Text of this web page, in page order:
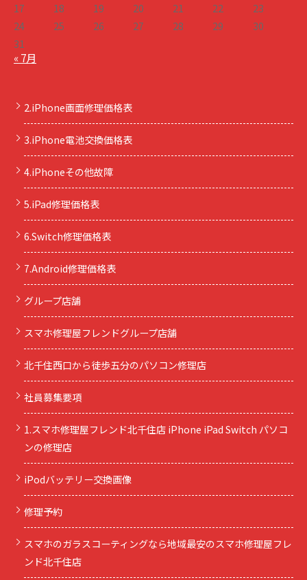
17
18 19 20 21 22
23
24
25 26 27 28 29
30
31
« 7月
2.iPhone画面修理価格表
3.iPhone電池交換価格表
4.iPhoneその他故障
5.iPad修理価格表
6.Switch修理価格表
7.Android修理価格表
グループ店舗
スマホ修理屋フレンドグループ店舗
北千住西口から徒歩五分のパソコン修理店
社員募集要項
1.スマホ修理屋フレンド北千住店 iPhone iPad Switch パソコ
ンの修理店
iPodバッテリー交換画像
修理予約
スマホのガラスコーティングなら地域最安のスマホ修理屋フレ
ンド北千住店